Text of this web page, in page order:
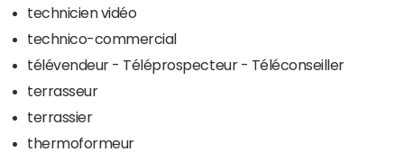
technicien vidéo
technico-commercial
télévendeur - Téléprospecteur - Téléconseiller
terrasseur
terrassier
thermoformeur